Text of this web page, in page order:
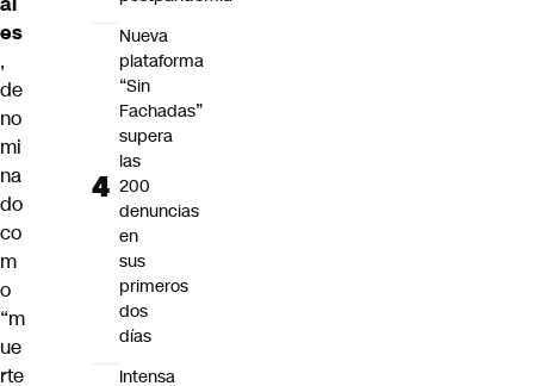
es
,
de
no
mi
na
do
co
m
o
“m
ue
rte
Nueva
plataforma
“Sin
Fachadas”
supera
las
200
denuncias
en
sus
primeros
dos
días
Intensa